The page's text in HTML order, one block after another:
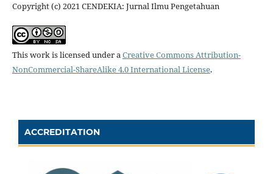
Copyright (c) 2021 CENDEKIA: Jurnal Ilmu Pengetahuan
This work is licensed under aCreative Commons Attribution-
NonCommercial-ShareAlike 4.0 International License.
ACCREDITATION